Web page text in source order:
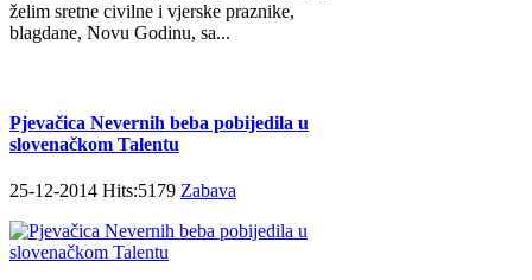
želim sretne civilne i vjerske praznike,
blagdane, Novu Godinu, sa...
Pjevačica Nevernih beba pobijedila u
slovenačkom Talentu
25-12-2014 Hits:5179 Zabava